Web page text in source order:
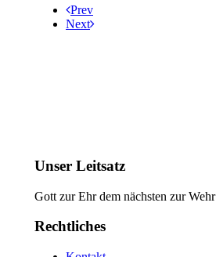
Prev
Next
Unser Leitsatz
Gott zur Ehr dem nächsten zur Wehr
Rechtliches